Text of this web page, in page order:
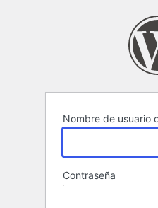
Nombre de usuario
Contraseña